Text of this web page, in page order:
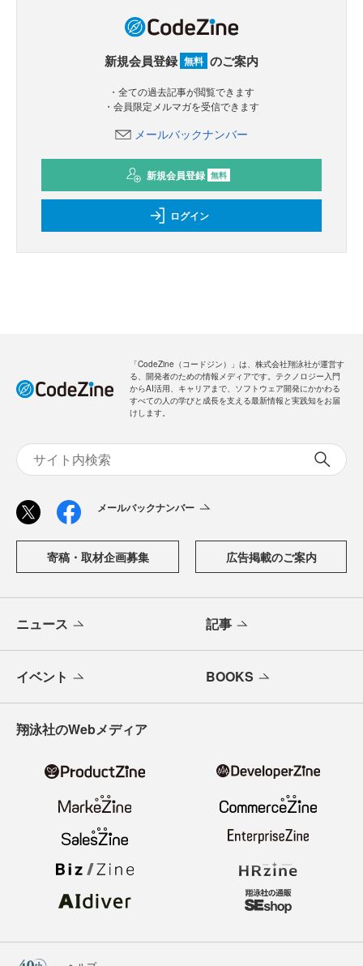
新規会員登録 無料 のご案内
・全ての過去記事が閲覧できます
・会員限定メルマガを受信できます
メールバックナンバー
新規会員登録 無料
ログイン
「CodeZine（コードジン）」は、株式会社翔泳社が運営す
る、開発者のための情報メディアです。テクノロジー入門
からAI活用、キャリアまで、ソフトウェア開発にかかわる
すべての人の学びと成長を支える最新情報と実践知をお届
けします。
メールバックナンバー
寄稿・取材企画募集 広告掲載のご案内
ニュース 記事
イベント BOOKS
翔泳社のWebメディア